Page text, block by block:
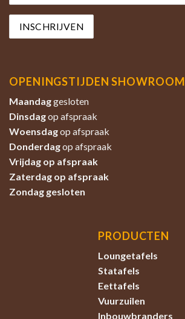
OPENINGSTIJDEN SHOWROOM
Maandaggesloten
Dinsdagop afspraak
Woensdagop afspraak
Donderdagop afspraak
Vrijdag op afspraak
Zaterdag op afspraak
Zondag gesloten
PRODUCTEN
Loungetafels
Statafels
Eettafels
Vuurzuilen
Inbouwbranders